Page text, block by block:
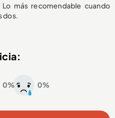
más recomendable cuando
dos.
0% 0%